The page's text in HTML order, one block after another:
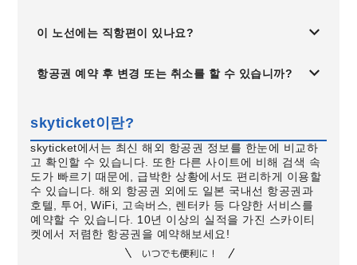
이 노선에는 직항편이 있나요?
항공권 예약 후 변경 또는 취소를 할 수 있습니까?
skyticket이란?
skyticket에서는 최신 해외 항공권 정보를 한눈에 비교하
고 확인할 수 있습니다. 또한 다른 사이트에 비해 검색 속
도가 빠르기 때문에, 급박한 상황에서도 편리하게 이용할
수 있습니다. 해외 항공권 외에도 일본 국내선 항공권과
호텔, 투어, WiFi, 고속버스, 렌터카 등 다양한 서비스를
예약할 수 있습니다. 10년 이상의 실적을 가진 스카이티
켓에서 저렴한 항공권을 예약해보세요!